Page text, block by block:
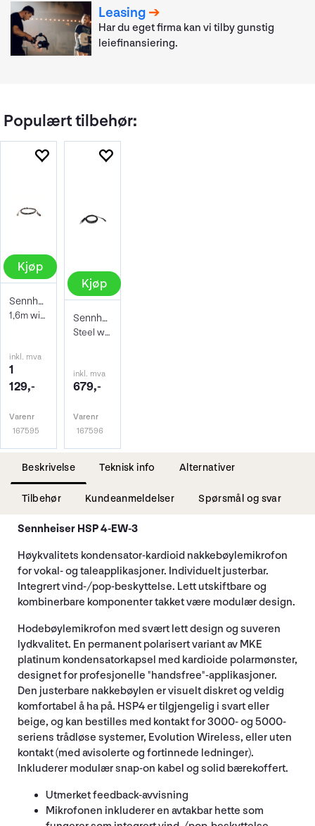
Leasing
Har du eget firma kan vi tilby gunstig
leiefinansiering.
Populært tilbehør:
Kjøp
Sennheiser Headset Cable
1,6m with special plug. Black
inkl. mva
1
129,-
Varenr
167595
Kjøp
Sennheiser Headset Cable
Steel wire with 3,5mm lockable mini-jack
inkl. mva
679,-
Varenr
167596
Beskrivelse Teknisk info Alternativer
Tilbehør Kundeanmeldelser Spørsmål og svar
Sennheiser HSP 4-EW-3
Høykvalitets kondensator-kardioid nakkebøylemikrofon
for vokal- og taleapplikasjoner. Individuelt justerbar.
Integrert vind-/pop-beskyttelse. Lett utskiftbare og
kombinerbare komponenter takket være modulær design.
Hodebøylemikrofon med svært lett design og suveren
lydkvalitet. En permanent polarisert variant av MKE
platinum kondensatorkapsel med kardioide polarmønster,
designet for profesjonelle "handsfree"-applikasjoner.
Den justerbare nakkebøylen er visuelt diskret og veldig
komfortabel å ha på. HSP4 er tilgjengelig i svart eller
beige, og kan bestilles med kontakt for 3000- og 5000-
seriens trådløse systemer, Evolution Wireless, eller uten
kontakt (med avisolerte og fortinnede ledninger).
Inkluderer modulær snap-on kabel og solid bærekoffert.
Utmerket feedback-avvisning
Mikrofonen inkluderer en avtakbar hette som